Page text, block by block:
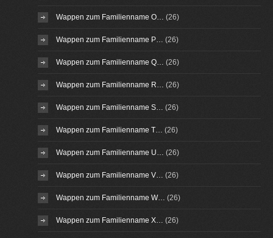
Wappen zum Familienname O… (26)
Wappen zum Familienname P… (26)
Wappen zum Familienname Q… (26)
Wappen zum Familienname R… (26)
Wappen zum Familienname S… (26)
Wappen zum Familienname T… (26)
Wappen zum Familienname U… (26)
Wappen zum Familienname V… (26)
Wappen zum Familienname W… (26)
Wappen zum Familienname X… (26)